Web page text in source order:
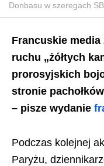
Donbasu w szeregach
Francuskie media
ruchu „żółtych
prorosyjskich
stronie
– pisze wydanie
Podczas kolejnej
Paryżu,